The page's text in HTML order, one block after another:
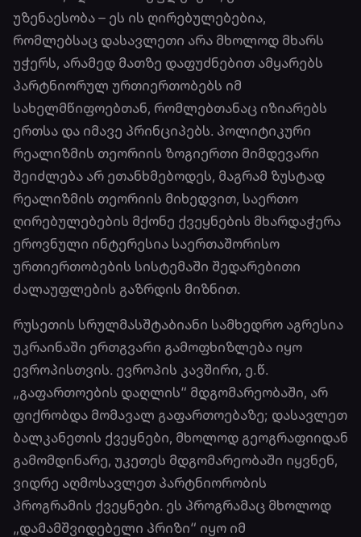
უზენაესობა – ეს ის ღირებულებებია,
რომლებსაც დასავლეთი არა მხოლოდ მხარს
უჭერს, არამედ მათზე დაფუძნებით ამყარებს
პარტნიორულ ურთიერთობებს იმ
სახელმწიფოებთან, რომლებთანაც იზიარებს
ერთსა და იმავე პრინციპებს. პოლიტიკური
რეალიზმის თეორიის ზოგიერთი მიმდევარი
შეიძლება არ ეთანხმებოდეს, მაგრამ ზუსტად
რეალიზმის თეორიის მიხედვით, საერთო
ღირებულებების მქონე ქვეყნების მხარდაჭერა
ეროვნული ინტერესია საერთაშორისო
ურთიერთობების სისტემაში შედარებითი
ძალაუფლების გაზრდის მიზნით.
რუსეთის სრულმასშტაბიანი სამხედრო აგრესია
უკრაინაში ერთგვარი გამოფხიზლება იყო
ევროპისთვის. ევროპის კავშირი, ე.წ.
„გაფართოების დაღლის“ მდგომარეობაში, არ
ფიქრობდა მომავალ გაფართოებაზე; დასავლეთ
ბალკანეთის ქვეყნები, მხოლოდ გეოგრაფიიდან
გამომდინარე, უკეთეს მდგომარეობაში იყვნენ,
ვიდრე აღმოსავლეთ პარტნიორობის
პროგრამის ქვეყნები. ეს პროგრამაც მხოლოდ
„დამამშვიდებელი პრიზი“ იყო იმ